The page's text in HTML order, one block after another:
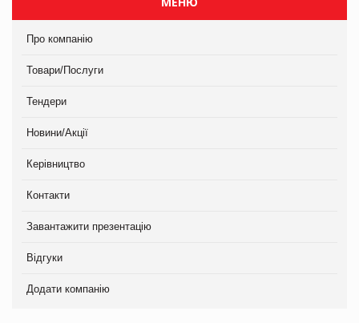
Про компанію
Товари/Послуги
Тендери
Новини/Акції
Керівництво
Контакти
Завантажити презентацію
Відгуки
Додати компанію